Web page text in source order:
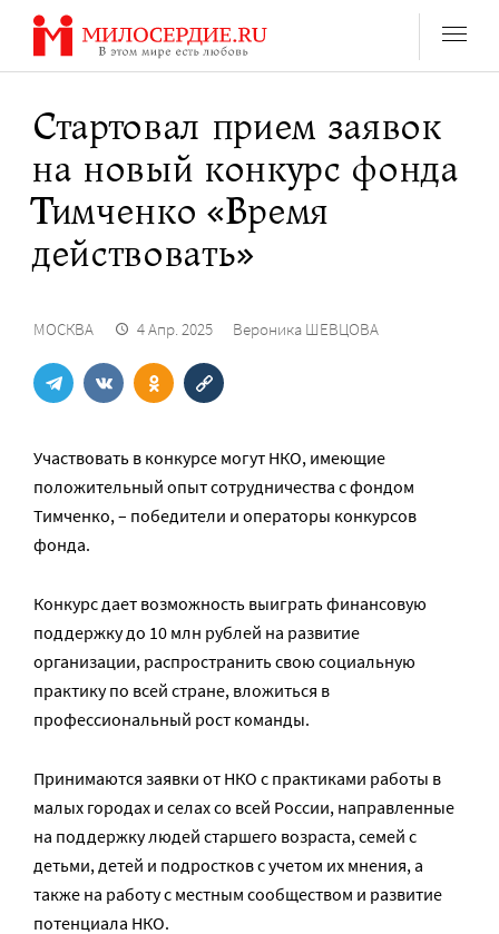
Перейти
содержанию
Стартовал прием заявок
на новый конкурс фонда
Тимченко «Время
действовать»
МОСКВА 4 Апр. 2025 Вероника ШЕВЦОВА
Участвовать в конкурсе могут НКО, имеющие
положительный опыт сотрудничества с фондом
Тимченко, – победители и операторы конкурсов
фонда.
Конкурс дает возможность выиграть финансовую
поддержку до 10 млн рублей на развитие
организации, распространить свою социальную
практику по всей стране, вложиться в
профессиональный рост команды.
Принимаются заявки от НКО с практиками работы в
малых городах и селах со всей России, направленные
на поддержку людей старшего возраста, семей с
детьми, детей и подростков с учетом их мнения, а
также на работу с местным сообществом и развитие
потенциала НКО.